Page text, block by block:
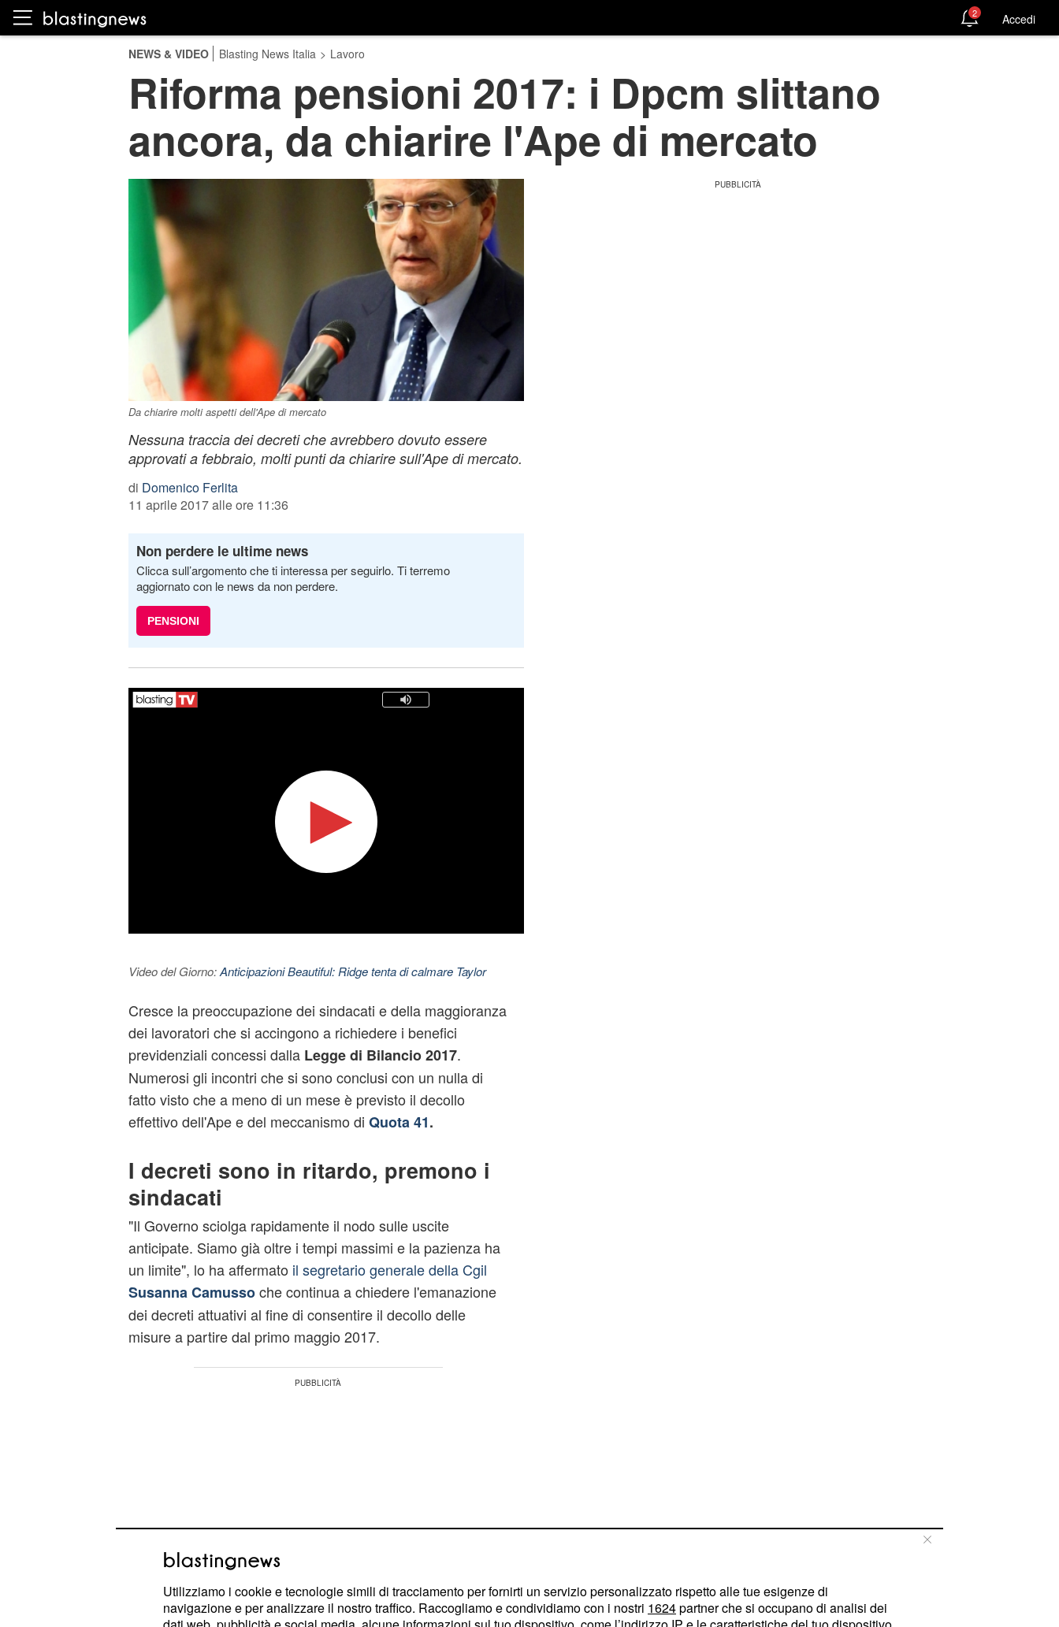
2 Accedi
NEWS & VIDEO Blasting News Italia > Lavoro
Riforma pensioni 2017: i Dpcm slittano
ancora, da chiarire l'Ape di mercato
Da chiarire molti aspetti dell'Ape di mercato
Nessuna traccia dei decreti che avrebbero dovuto essere
approvati a febbraio, molti punti da chiarire sull'Ape di mercato.
di Domenico Ferlita
11 aprile 2017 alle ore 11:36
Non perdere le ultime news
Clicca sull’argomento che ti interessa per seguirlo. Ti terremo
aggiornato con le news da non perdere.
PENSIONI
Video del Giorno:Anticipazioni Beautiful: Ridge tenta di calmare Taylor
Cresce la preoccupazione dei sindacati e della maggioranza
dei lavoratori che si accingono a richiedere i benefici
previdenziali concessi dalla Legge di Bilancio 2017.
Numerosi gli incontri che si sono conclusi con un nulla di
fatto visto che a meno di un mese è previsto il decollo
effettivo dell'Ape e del meccanismo di Quota 41.
I decreti sono in ritardo, premono i
sindacati
"Il Governo sciolga rapidamente il nodo sulle uscite
anticipate. Siamo già oltre i tempi massimi e la pazienza ha
un limite", lo ha affermato il segretario generale della Cgil
Susanna Camusso che continua a chiedere l'emanazione
dei decreti attuativi al fine di consentire il decollo delle
misure a partire dal primo maggio 2017.
Utilizziamo i cookie e tecnologie simili di tracciamento per fornirti un servizio personalizzato rispetto alle tue esigenze di
navigazione e per analizzare il nostro traffico. Raccogliamo e condividiamo con i nostri 1624partner che si occupano di analisi dei